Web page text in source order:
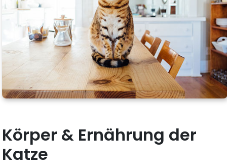
Körper & Ernährung der
Katze